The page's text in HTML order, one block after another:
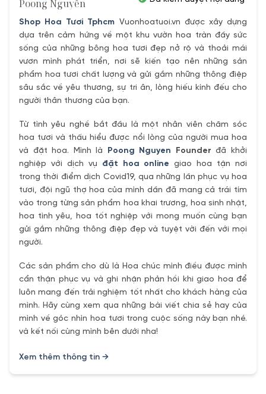
Poong Nguyễn
Shop Hoa Tươi Tphcm Vuonhoatuoi.vn được xây dựng
dựa trên cảm hứng về một khu vườn hoa tràn đầy sức
sống của những bông hoa tươi đẹp nở rộ và thoải mái
vươn mình phát triển, nơi sẽ kiến tạo nên những sản
phẩm hoa tươi chất lượng và gửi gắm những thông điệp
sâu sắc về yêu thương, sự tri ân, lòng hiếu kính đếu cho
người thân thương của bạn.
Từ tình yêu nghề bắt đầu là một nhân viên chăm sóc
hoa tươi và thấu hiểu được nổi lòng của người mua hoa
và đặt hoa. Mình là Poong Nguyen Founder đã khởi
nghiệp với dịch vụ đặt hoa online giao hoa tận nơi
trong thời điểm dịch Covid19, qua những lần phục vụ hoa
tươi, đội ngũ thợ hoa của mình dần đã mang cả trái tím
vào trong từng sản phẩm hoa khai trương, hoa sinh nhật,
hoa tình yêu, hoa tốt nghiệp với mong muốn cùng bạn
gửi gắm những thông điệp đẹp và tuyệt vời đến với mọi
người.
Các sản phẩm cho dù là Hoa chúc mình điều được mình
cẩn thận phục vụ và ghi nhận phản hồi khi giao hoa để
luôn mang đến trải nghiệm tốt nhất cho khách hàng của
mình. Hãy cùng xem qua những bài viết chia sẻ hay của
mình về góc nhìn hoa tươi trong cuộc sống này bạn nhé.
và kết nối cùng mình bên dưới nha!
Xem thêm thông tin →